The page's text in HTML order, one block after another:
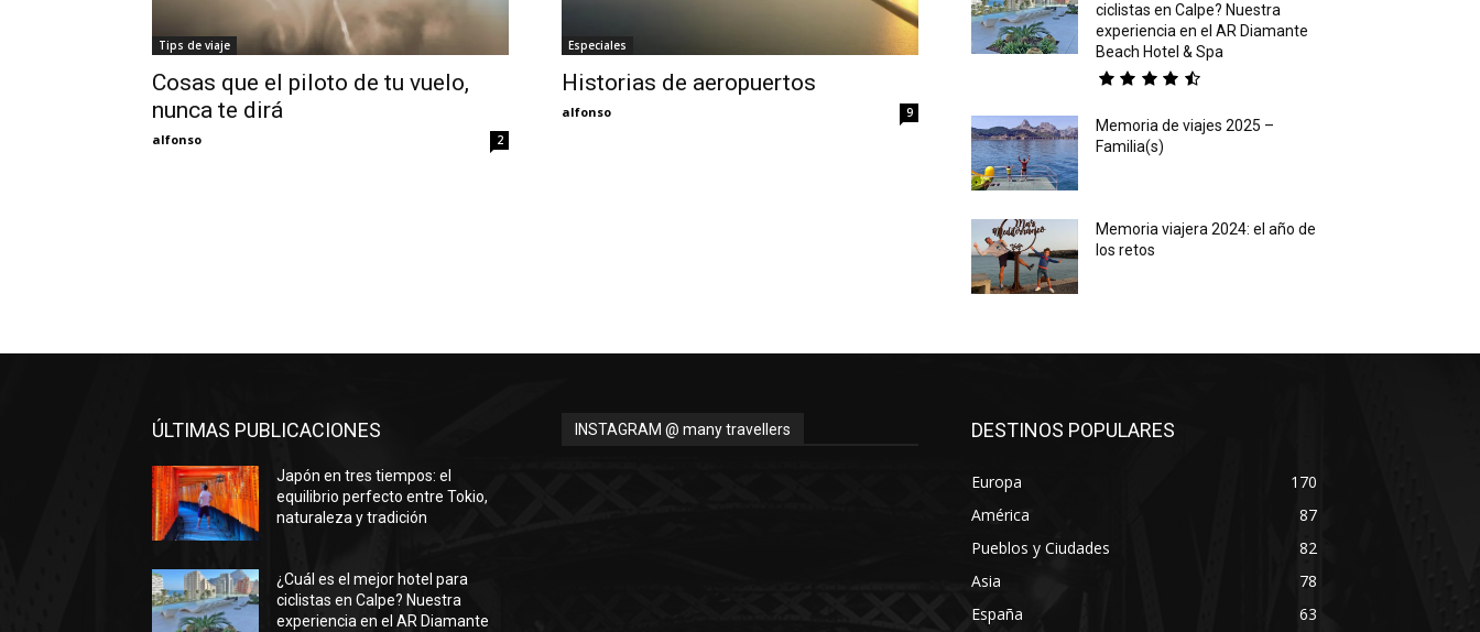
Tips de viaje
Cosas que el piloto de tu vuelo,
nunca te dirá
alfonso 2
Especiales
Historias de aeropuertos
alfonso 9
ciclistas en Calpe? Nuestra
experiencia en el AR Diamante
Beach Hotel & Spa
Memoria de viajes 2025 –
Familia(s)
Memoria viajera 2024: el año de
los retos
ÚLTIMAS PUBLICACIONES
Japón en tres tiempos: el
equilibrio perfecto entre Tokio,
naturaleza y tradición
¿Cuál es el mejor hotel para
ciclistas en Calpe? Nuestra
experiencia en el AR Diamante
INSTAGRAM @ many travellers DESTINOS POPULARES
Europa
170
América
87
Pueblos y Ciudades
82
Asia
78
España
63